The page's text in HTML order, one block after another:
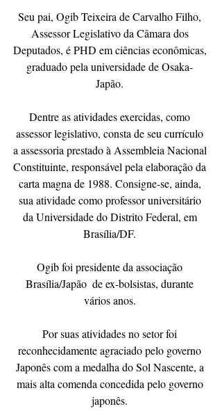
Seu pai, Ogib Teixeira de Carvalho Filho,
Assessor Legislativo da Câmara dos
Deputados, é PHD em ciências econômicas,
graduado pela universidade de Osaka-
Japão.
Dentre as atividades exercidas, como
assessor legislativo, consta de seu currículo
a assessoria prestado à Assembleia Nacional
Constituinte, responsável pela elaboração da
carta magna de 1988. Consigne-se, ainda,
sua atividade como professor universitário
da Universidade do Distrito Federal, em
Brasília/DF.
Ogib foi presidente da associação
Brasília/Japão  de ex-bolsistas, durante
vários anos.
Por suas atividades no setor foi
reconhecidamente agraciado pelo governo
Japonês com a medalha do Sol Nascente, a
mais alta comenda concedida pelo governo
japonês.